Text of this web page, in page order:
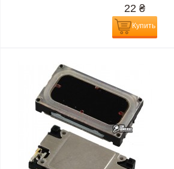
22 ₴
Купить